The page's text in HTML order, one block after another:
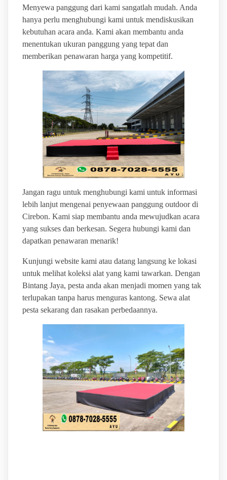
Menyewa panggung dari kami sangatlah mudah. Anda
hanya perlu menghubungi kami untuk mendiskusikan
kebutuhan acara anda. Kami akan membantu anda
menentukan ukuran panggung yang tepat dan
memberikan penawaran harga yang kompetitif.
Jangan ragu untuk menghubungi kami untuk informasi
lebih lanjut mengenai penyewaan panggung outdoor di
Cirebon. Kami siap membantu anda mewujudkan acara
yang sukses dan berkesan. Segera hubungi kami dan
dapatkan penawaran menarik!
Kunjungi website kami atau datang langsung ke lokasi
untuk melihat koleksi alat yang kami tawarkan. Dengan
Bintang Jaya, pesta anda akan menjadi momen yang tak
terlupakan tanpa harus menguras kantong. Sewa alat
pesta sekarang dan rasakan perbedaannya.